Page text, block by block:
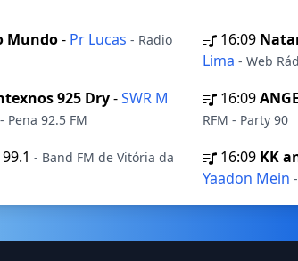
Mundo- Pr Lucas - Radio
16:09
Lima - Web
925 Dry-SWR M
- Pena 92.5 FM
16:09
RFM - Party 90
- Band FM de Vitória da
16:09 KK
Yaadon Mein